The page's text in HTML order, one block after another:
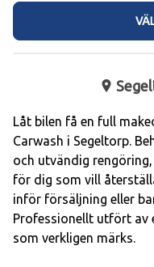
Låt bilen få en full
Carwash i Segeltorp.
och utvändig
för dig som vill
inför försäljning eller
Professionellt utfört av
som verkligen märks.